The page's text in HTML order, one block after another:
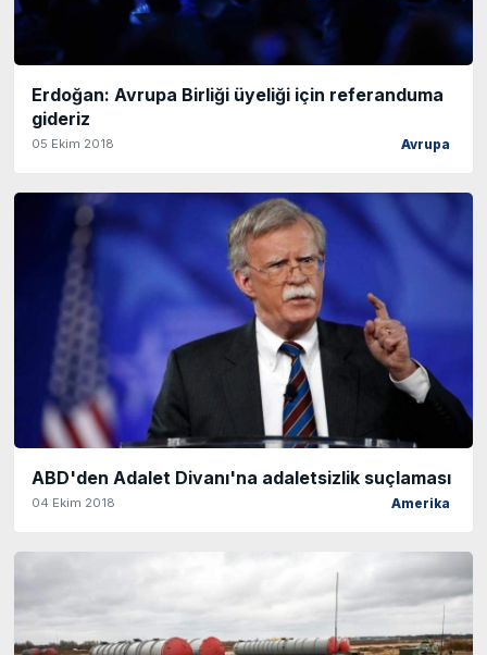
Erdoğan: Avrupa Birliği üyeliği için referanduma
gideriz
05 Ekim 2018 Avrupa
ABD'den Adalet Divanı'na adaletsizlik suçlaması
04 Ekim 2018 Amerika